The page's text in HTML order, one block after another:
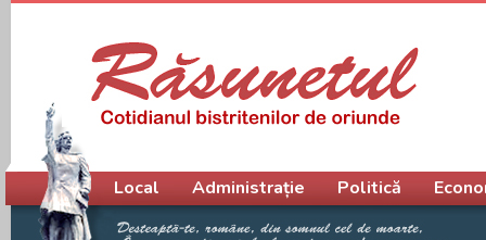
Meniu principal
Local Administrație Politică